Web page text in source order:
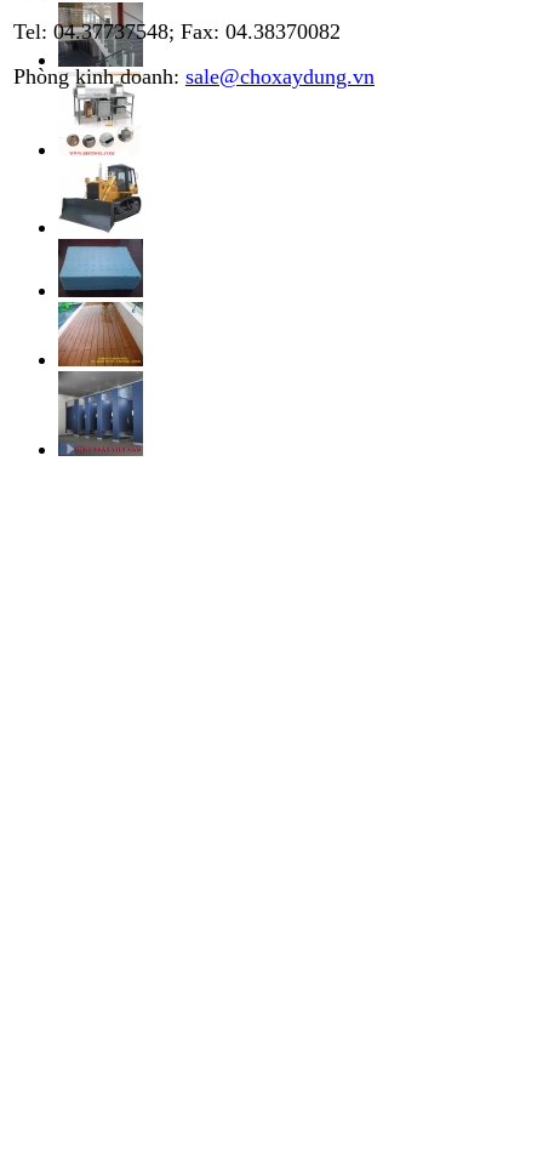
Tel: 04.37737548; Fax: 04.38370082
Phòng kinh doanh: sale@choxaydung.vn